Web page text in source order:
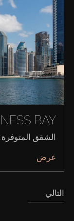
BAY
الشقق المتوفرة: 16
عرض
التالي